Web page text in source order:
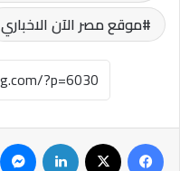
موقع مصر الآن الاخباري
فيسبوك لينكدإن